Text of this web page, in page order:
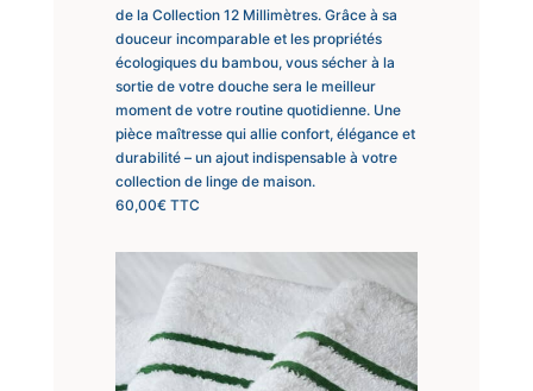
de la Collection 12 Millimètres. Grâce à sa
douceur incomparable et les propriétés
écologiques du bambou, vous sécher à la
sortie de votre douche sera le meilleur
moment de votre routine quotidienne. Une
pièce maîtresse qui allie confort, élégance et
durabilité – un ajout indispensable à votre
collection de linge de maison.
60,00€ TTC